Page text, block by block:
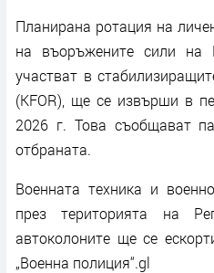
Планирана ротация на
на въоръжените сили на
участват в
(KFOR), ще се извърши в
2026 г. Това съобщават
отбраната.
Военната техника и
през територията на
автоколоните ще се
„Военна полиция“.gl